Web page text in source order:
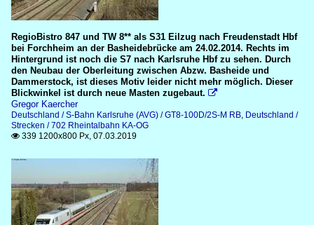
RegioBistro 847 und TW 8** als S31 Eilzug nach Freudenstadt Hbf
bei Forchheim an der Basheidebrücke am 24.02.2014. Rechts im
Hintergrund ist noch die S7 nach Karlsruhe Hbf zu sehen. Durch
den Neubau der Oberleitung zwischen Abzw. Basheide und
Dammerstock, ist dieses Motiv leider nicht mehr möglich. Dieser
Blickwinkel ist durch neue Masten zugebaut. 
Gregor Kaercher
Deutschland / S-Bahn Karlsruhe (AVG) / GT8-100D/2S-M RB, Deutschland /
Strecken / 702 Rheintalbahn KA-OG
 339 1200x800 Px, 07.03.2019